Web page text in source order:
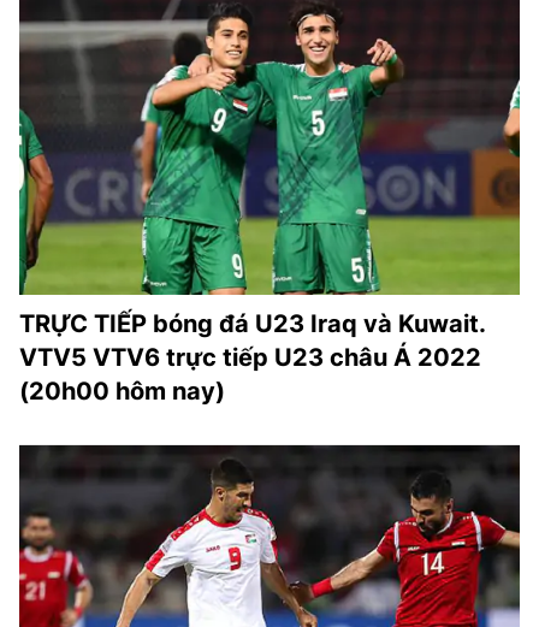
TRỰC TIẾP bóng đá U23 Iraq và Kuwait.
VTV5 VTV6 trực tiếp U23 châu Á 2022
(20h00 hôm nay)